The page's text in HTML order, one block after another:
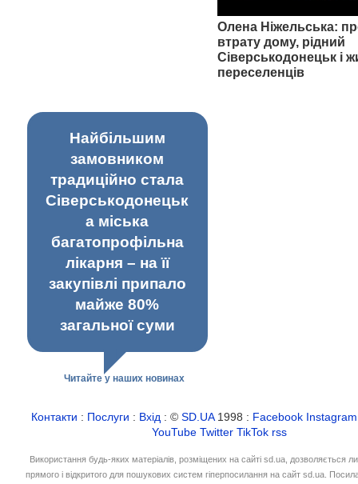
Олена Ніжельська:
втрату дому, рідний
Сіверськодонецьк і
переселенців
Найбільшим
замовником
традиційно стала
Сіверськодонецьк
а міська
багатопрофільна
лікарня – на її
закупівлі припало
майже 80%
загальної суми
Читайте у наших новинах
Контакти : Послуги : Вхід : ©SD.UA1998 : Facebook Instagram
YouTube Twitter TikTok rss
Використання будь-яких матеріалів, розміщених на сайті sd.ua, дозволяється
прямого і відкритого для пошукових систем гіперпосилання на сайт sd.ua.